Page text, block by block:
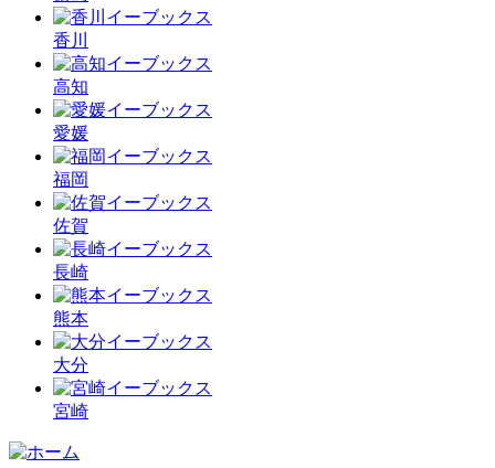
香川
高知
愛媛
福岡
佐賀
長崎
熊本
大分
宮崎